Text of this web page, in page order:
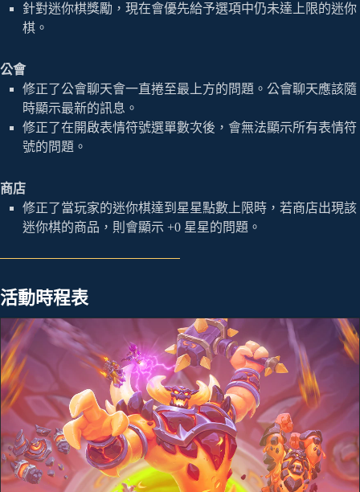
針對迷你棋獎勵，現在會優先給予選項中仍未達上限的迷你
棋。
公會
修正了公會聊天會一直捲至最上方的問題。公會聊天應該隨
時顯示最新的訊息。
修正了在開啟表情符號選單數次後，會無法顯示所有表情符
號的問題。
商店
修正了當玩家的迷你棋達到星星點數上限時，若商店出現該
迷你棋的商品，則會顯示 +0 星星的問題。
活動時程表